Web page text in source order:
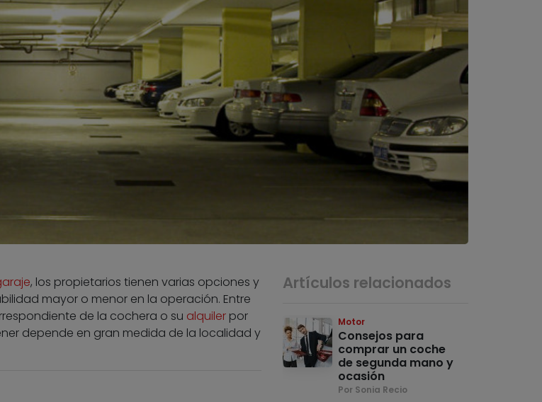
, los propietarios tienen varias opciones y
mayor o menor en la operación. Entre
de la cochera o su alquilerpor
depende en gran medida de la localidad y
Artículos relacionados
Motor
Consejos para
comprar un coche
de segunda mano y
ocasión
Por Sonia Recio